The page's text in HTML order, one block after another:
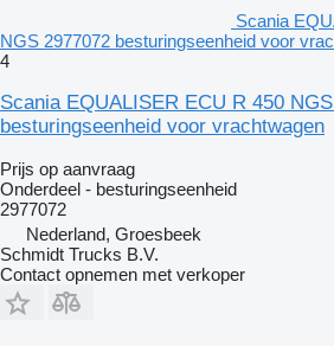
Scania
NGS 2977072 besturingseenheid voor
4
Scania EQUALISER ECU R 450
besturingseenheid voor vrachtwagen
Prijs op aanvraag
Onderdeel - besturingseenheid
2977072
Nederland, Groesbeek
Schmidt Trucks B.V.
Contact opnemen met verkoper